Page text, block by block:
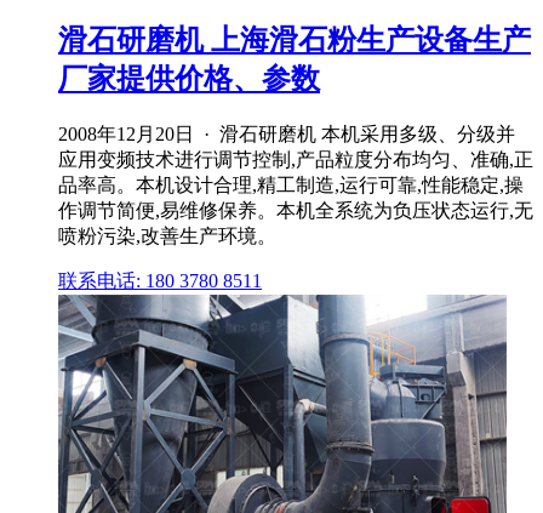
滑石研磨机 上海滑石粉生产设备生产
厂家提供价格、参数
2008年12月20日 · 滑石研磨机 本机采用多级、分级并
应用变频技术进行调节控制,产品粒度分布均匀、准确,正
品率高。本机设计合理,精工制造,运行可靠,性能稳定,操
作调节简便,易维修保养。本机全系统为负压状态运行,无
喷粉污染,改善生产环境。
联系电话: 180 3780 8511